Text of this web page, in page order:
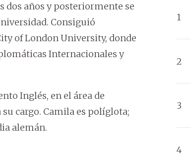
dos años y posteriormente se
Consiguió
of London University, donde
Internacionales y
Inglés, en el área de
cargo. Camila es políglota;
alemán.